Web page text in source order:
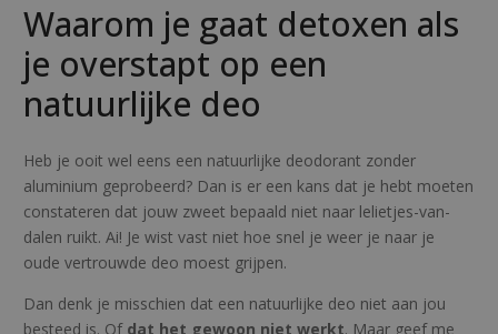
Waarom je gaat detoxen als
je overstapt op een
natuurlijke deo
Heb je ooit wel eens een natuurlijke deodorant zonder
aluminium geprobeerd? Dan is er een kans dat je hebt moeten
constateren dat jouw zweet bepaald niet naar lelietjes-van-
dalen ruikt. Ai! Je wist vast niet hoe snel je weer je naar je
oude vertrouwde deo moest grijpen.
Dan denk je misschien dat een natuurlijke deo niet aan jou
besteed is. Of dat het gewoon niet werkt. Maar geef me